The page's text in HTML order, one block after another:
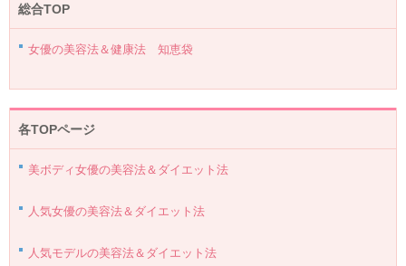
総合TOP
女優の美容法＆健康法 知恵袋
各TOPページ
美ボディ女優の美容法＆ダイエット法
人気女優の美容法＆ダイエット法
人気モデルの美容法＆ダイエット法